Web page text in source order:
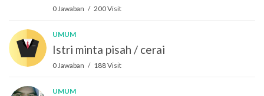
0 Jawaban / 200 Visit
UMUM
Istri minta pisah / cerai
0 Jawaban / 188 Visit
UMUM